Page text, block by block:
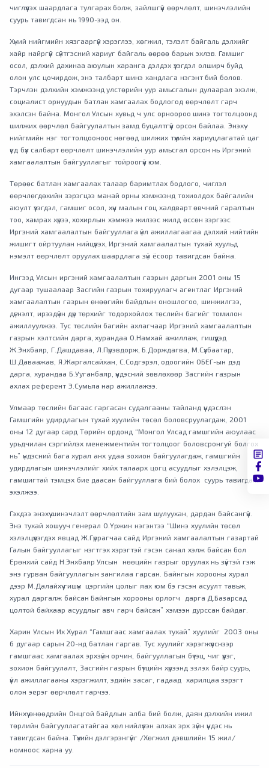
чиглүүлэх шаардлага тулгарах болж, зайлшгүй өөрчлөлт, шинэчлэлийн
суурь тавигдсан нь 1990-ээд он.
Хүний нийгмийн хязгааргүй хэрэглээ, хөгжил, тэлэлт байгаль дэлхийг
хайр найргүй сүйтгэсний хариуг байгаль өөрөө барьж эхлэв. Гамшиг
осол, дэлхий дахинаа аюулын харанга дэлдэх үзэгдэл олширч буйд
олон улс цочирдож, энэ талбарт шинэ хандлага нэгэнт бий болов.
Тэрчлэн дэлхийн хэмжээнд улстөрийн уур амьсгалын дулаарал эхэлж,
социалист орнуудын батлан хамгаалах бодлогод өөрчлөлт гарч
эхэлсэн байна. Монгол Улсын хувьд ч улс орноороо шинэ тогтолцоонд
шилжих өөрчлөл байгуулалтын замд буцалтгүй орсон байлаа. Энэхүү
нийгмийн нэг тогтолцооноос нөгөөд шилжих түүхийн хариуцлагатай цаг
үед бүх салбарт өөрчлөлт шинэчлэлийн уур амьсгал орсон нь Иргэний
хамгаалалтын байгууллагыг тойроогүй юм.
Төрөөс батлан хамгаалах талаар баримтлах бодлого, чиглэл
өөрчлөгдөхийн зэрэгцээ манай орны хэмжээнд тохиолдох байгалийн
аюулт үзэгдэл, гамшиг осол, хүн малын гоц халдварт өвчний гаралтын
тоо, хамрах хүрээ, хохирлын хэмжээ жилээс жилд өссөн зэргээс
Иргэний хамгаалалтын байгууллага үйл ажиллагаагаа дэлхий нийтийн
жишигт ойртуулан нийцүүлэх, Иргэний хамгаалалтын тухай хуульд
нэмэлт өөрчлөлт оруулах шаардлага зүй ёсоор тавигдсан байна.
Ингээд Улсын иргэний хамгаалалтын газрын даргын 2001 оны 15
дугаар тушаалаар Засгийн газрын тохируулагч агентлаг Иргэний
хамгаалалтын газрын өнөөгийн байдлын оношлогоо, шинжилгээ,
дүгнэлт, ирээдүйн дүр төрхийг тодорхойлох төслийн багийг томилон
ажиллуулжээ. Тус төслийн багийн ахлагчаар Иргэний хамгаалалтын
газрын хэлтсийн дарга, хурандаа О.Намхай ажиллаж, гишүүдэд
Ж.Энхбаяр, Г.Дашдаваа, Л.Пүрэвдорж, Б.Дорждагва, М.Сүхбаатар,
Ш.Даваажав, Я.Жаргалсайхан, С.Содгэрэл, одоогийн ОБЕГ-ын дэд
дарга, хурандаа Б.Ууганбаяр, үндэсний зөвлөхөөр Засгийн газрын
ахлах референт Э.Сумьяа нар ажиллажээ.
Улмаар төслийн багаас гаргасан судалгааны тайланд үндэслэн
Гамшгийн удирдлагын тухай хуулийн төсөл боловсруулагдаж, 2001
оны 12 дугаар сард Төрийн ордонд “Монгол Улсад гамшгийн аюулаас
урьдчилан сэргийлэх менежментийн тогтолцоог боловсронгуй болгох
нь” үндэсний бага хурал анх удаа зохион байгуулагдаж, гамшгийн
удирдлагын шинэчлэлийг хийх талаарх цогц асуудлыг хэлэлцэж,
гамшигтай тэмцэх бие даасан байгууллага бий болох суурь тавигдаж
эхэлжээ.
Гэхдээ энэхүү шинэчлэлт өөрчлөлтийн зам шулуухан, дардан байсангүй.
Энэ тухай хошууч генерал О.Үржин нэгэнтээ “Шинэ хуулийн төсөл
хэлэлцүүлэгдэх явцад Ж.Гүррагчаа сайд Иргэний хамгаалалтын газартай
Галын байгууллагыг нэгтгэх хэрэгтэй гэсэн санал хэлж байсан бол
Ерөнхий сайд Н.Энхбаяр Улсын нөөцийн газрыг оруулах нь зүйтэй гэж
энэ гурван байгууллагын зангилаа гарсан. Байнгын хорооны хурал
дээр М.Далайхүү гишүүн цэргийн цолыг яах юм бэ гэсэн асуулт тавьж,
хурал даргалж байсан Байнгын хорооны орлогч дарга Д.Базарсад
цолтой байхаар асуудлыг авч гарч байсан” хэмээн дурссан байдаг.
Харин Улсын Их Хурал “Гамшгаас хамгаалах тухай” хуулийг 2003 оны
6 дугаар сарын 20-нд батлан гаргав. Тус хуулийг хэрэгжүүлснээр
гамшгаас хамгаалах эрхзүйн орчин, байгууллагын бүтэц, чиг үүрэг,
зохион байгуулалт, Засгийн газрын бүтцийн хүрээнд эзлэх байр суурь,
үйл ажиллагааны хэрэгжилт, эдийн засаг, гадаад харилцаа зэрэгт
олон эерэг өөрчлөлт гарчээ.
Ийнхүү өнөөдрийн Онцгой байдлын алба бий болж, даян дэлхийн ижил
төрлийн байгууллагатайгаа хөл нийлүүлэн алхах эрх зүйн үндэс нь
тавигдсан байна. Түүхийн дэлгэрэнгүйг /Хөгжил дэвшлийн 15 жил/
номноос харна уу.